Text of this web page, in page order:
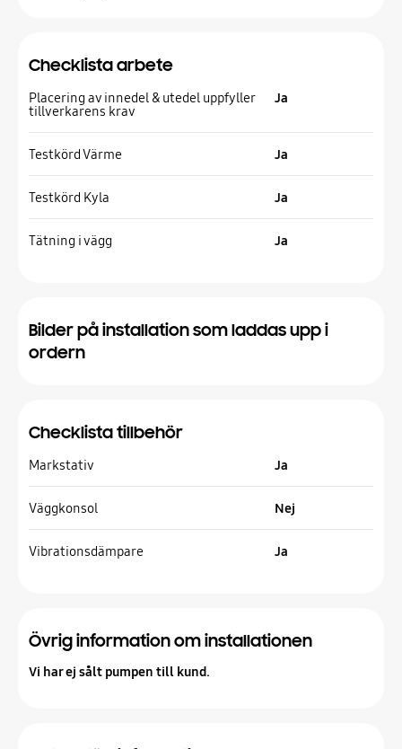
Checklista arbete
Placering av innedel & utedel uppfyller
tillverkarens krav
Ja
Testkörd Värme Ja
Testkörd Kyla Ja
Tätning i vägg Ja
Bilder på installation som laddas upp i
ordern
Checklista tillbehör
Markstativ Ja
Väggkonsol Nej
Vibrationsdämpare Ja
Övrig information om installationen
Vi har ej sålt pumpen till kund.